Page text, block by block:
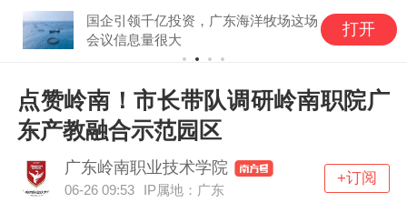
国企引领千亿投资，广东海洋牧场这场
会议信息量很大
打开
点赞岭南！市长带队调研岭南职院广
东产教融合示范园区
广东岭南职业技术学院
06-26 09:53 IP属地：广东
+订阅